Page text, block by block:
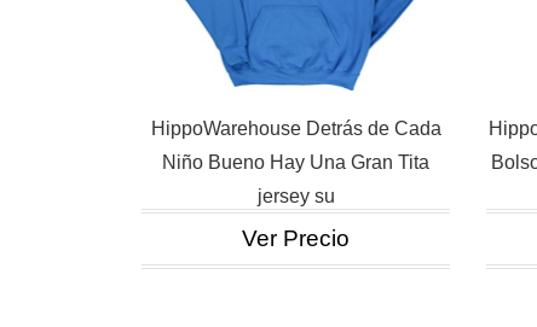
HippoWarehouse Detrás de Cada
Niño Bueno Hay Una Gran Tita
jersey su
Ver Precio